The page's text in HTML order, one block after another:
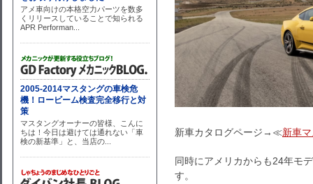
新車カタログページ→≪新車
同時にアメリカからも24年モ
す。